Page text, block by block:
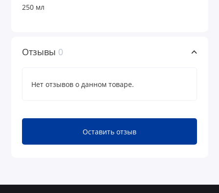
250 мл
Отзывы 0
Нет отзывов о данном товаре.
Оставить отзыв